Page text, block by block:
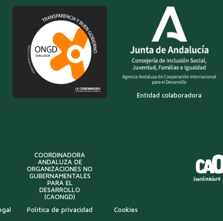
Entidad colaboradora
COORDINADORA
ANDALUZA DE
ORGANIZACIONES NO
GUBERNAMENTALES
PARA EL
DESARROLLO
(CAONGD)
Política de privacidad Cookies